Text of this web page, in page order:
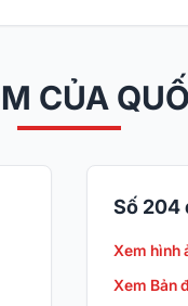
CỦA
Số 204
Xem hình
Xem Bản